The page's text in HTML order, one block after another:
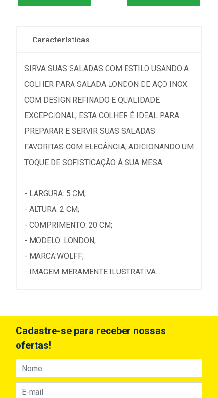
Características
SIRVA SUAS SALADAS COM ESTILO USANDO A
COLHER PARA SALADA LONDON DE AÇO INOX.
COM DESIGN REFINADO E QUALIDADE
EXCEPCIONAL, ESTA COLHER É IDEAL PARA
PREPARAR E SERVIR SUAS SALADAS
FAVORITAS COM ELEGÂNCIA, ADICIONANDO UM
TOQUE DE SOFISTICAÇÃO À SUA MESA.
- LARGURA: 5 CM;
- ALTURA: 2 CM;
- COMPRIMENTO: 20 CM;
- MODELO: LONDON;
- MARCA:WOLFF;
- IMAGEM MERAMENTE ILUSTRATIVA....
Cadastre-se para receber nossas
ofertas!